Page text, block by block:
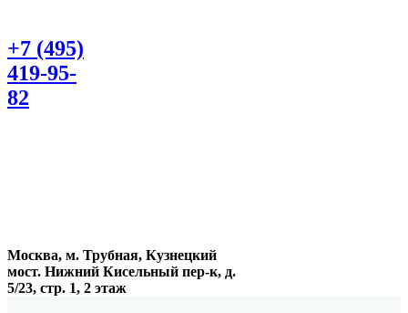
+7 (495)
419-95-
82
Москва, м. Трубная, Кузнецкий
мост. Нижний Кисельный пер-к, д.
5/23, стр. 1, 2 этаж